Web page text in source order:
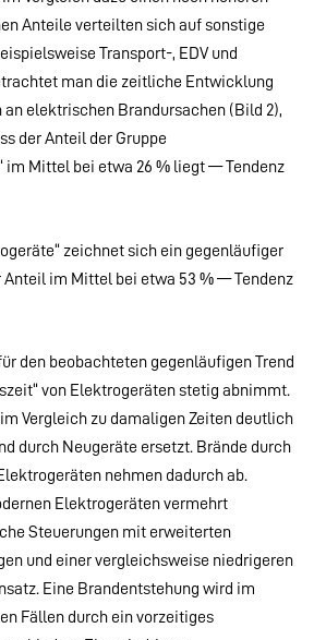
Anteile verteilten sich auf sonstige
Transport-, EDV und
man die zeitliche Entwicklung
an elektrischen Brandursachen (Bild 2),
der Anteil der Gruppe
im Mittel bei etwa 26 % liegt — Tendenz
zeichnet sich ein gegenläufiger
Anteil im Mittel bei etwa 53 % — Tendenz
den beobachteten gegenläufigen Trend
von Elektrogeräten stetig abnimmt.
Vergleich zu damaligen Zeiten deutlich
durch Neugeräte ersetzt. Brände durch
nehmen dadurch ab.
Elektrogeräten vermehrt
Steuerungen mit erweiterten
und einer vergleichsweise niedrigeren
Eine Brandentstehung wird im
Fällen durch ein vorzeitiges